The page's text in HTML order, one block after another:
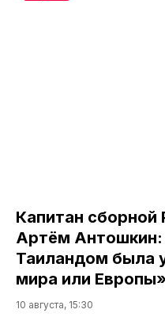
Капитан сборной
Артём Антошкин:
Таиландом была
мира или
10 августа, 15:30